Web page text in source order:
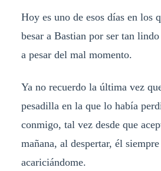
Hoy es uno de esos días en los
besar a Bastian por ser tan
a pesar del mal momento.
Ya no recuerdo la última vez
pesadilla en la que lo había
conmigo, tal vez desde que
mañana, al despertar, él
acariciándome.